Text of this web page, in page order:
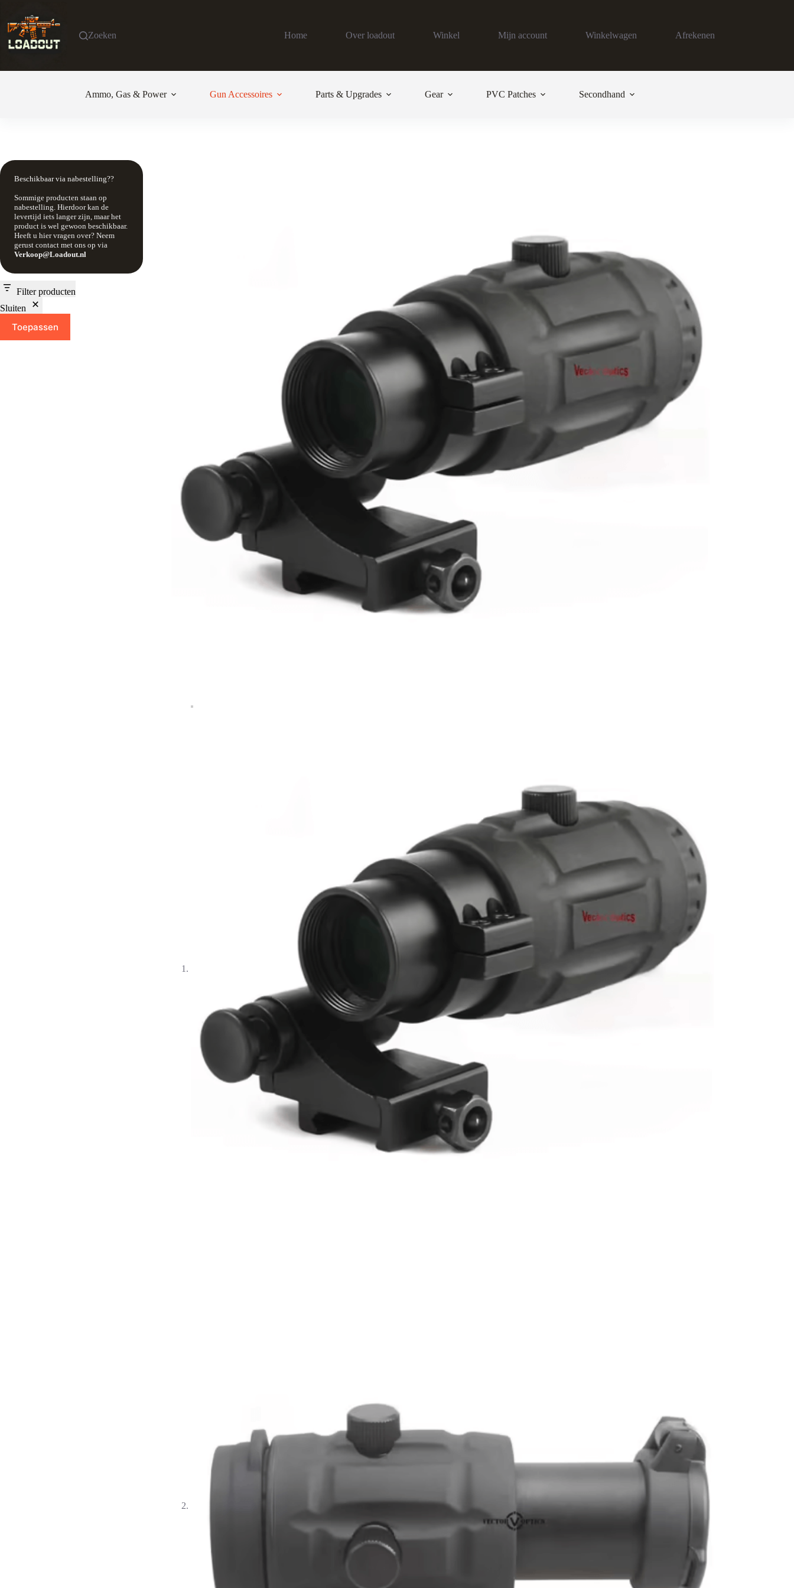
de
inhoud
Zoeken Home Over loadout Winkel Mijn account Winkelwagen Afrekenen
Ammo, Gas & Power Gun Accessoires Parts & Upgrades Gear PVC Patches Secondhand
Beschikbaar via nabestelling??
Sommige producten staan op
nabestelling. Hierdoor kan de
levertijd iets langer zijn, maar het
product is wel gewoon beschikbaar.
Heeft u hier vragen over? Neem
gerust contact met ons op via
Verkoop@Loadout.nl
Filter producten
Sluiten
Toepassen